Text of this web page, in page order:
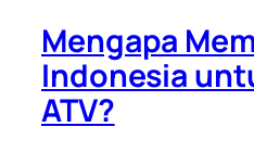
Mengapa
Indonesia
ATV?